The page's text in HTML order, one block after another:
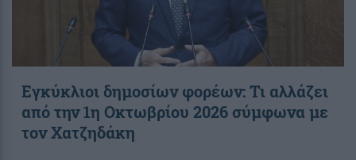
Εγκύκλιοι δημοσίων φορέων: Τι αλλάζει
από την 1η Οκτωβρίου 2026 σύμφωνα με
τον Χατζηδάκη